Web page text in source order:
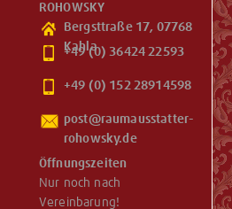
ROHOWSKY
Bergsttraße 17, 07768
Kahla
+49 (0) 36424 22593
+49 (0) 152 28914598
Öffnungszeiten
Nur noch nach
Vereinbarung!